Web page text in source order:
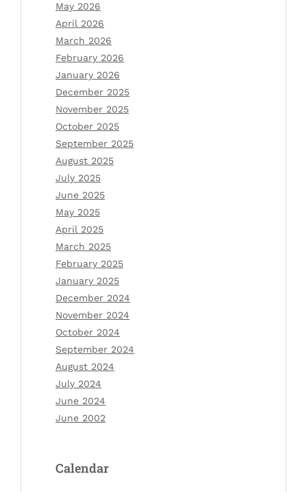
May 2026
April 2026
March 2026
February 2026
January 2026
December 2025
November 2025
October 2025
September 2025
August 2025
July 2025
June 2025
May 2025
April 2025
March 2025
February 2025
January 2025
December 2024
November 2024
October 2024
September 2024
August 2024
July 2024
June 2024
June 2002
Calendar